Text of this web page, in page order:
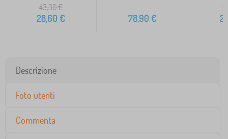
43,30€
28,60 € 78,90 €
Descrizione
Foto utenti
Commenta